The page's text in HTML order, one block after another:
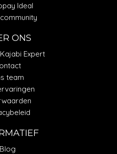
Ideal
ONS
Expert
team
Blog